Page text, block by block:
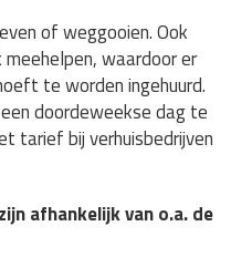
of weggooien. Ook
waardoor er
te worden ingehuurd.
doordeweekse dag te
tarief bij verhuisbedrijven
afhankelijk van o.a. de